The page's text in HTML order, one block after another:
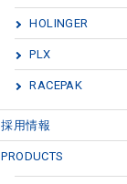
HOLINGER
PLX
RACEPAK
採用情報
PRODUCTS